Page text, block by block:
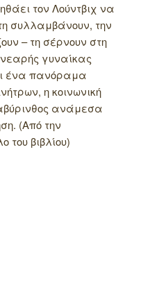
τον Λούντβιχ να
συλλαμβάνουν, την
– τη σέρνουν στη
γυναίκας
ένα πανόραμα
η κοινωνική
ανάμεσα
(Από την
βιβλίου)